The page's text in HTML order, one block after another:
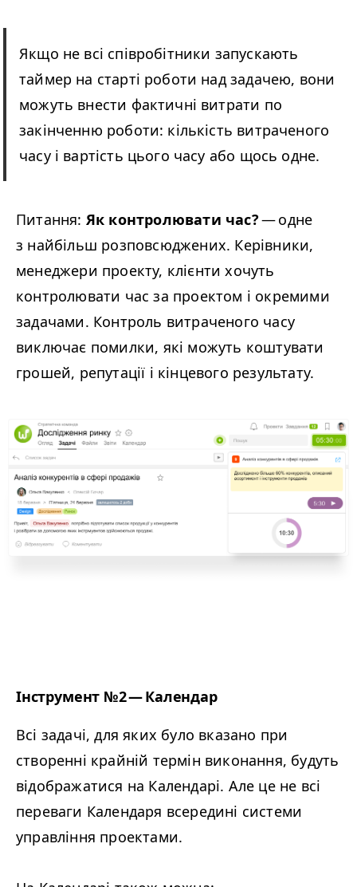
Якщо не всі співробітники запускають
таймер на старті роботи над задачею, вони
можуть внести фактичні витрати по
закінченню роботи: кількість витраченого
часу і вартість цього часу або щось одне.
Питання: Як контролювати час?— одне
з найбільш розповсюджених. Керівники,
менеджери проекту, клієнти хочуть
контролювати час за проектом і окремими
задачами. Контроль витраченого часу
виключає помилки, які можуть коштувати
грошей, репутації і кінцевого результату.
Інструмент №2 — Календар
Всі задачі, для яких було вказано при
створенні крайній термін виконання, будуть
відображатися на Календарі. Але це не всі
переваги Календаря всередині системи
управління проектами.